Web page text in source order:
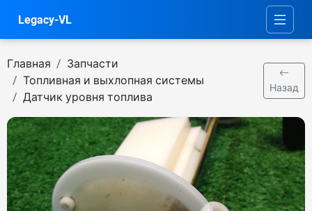
Legacy-VL
Главная
Запчасти
Топливная и выхлопная системы
Датчик уровня топлива
Назад